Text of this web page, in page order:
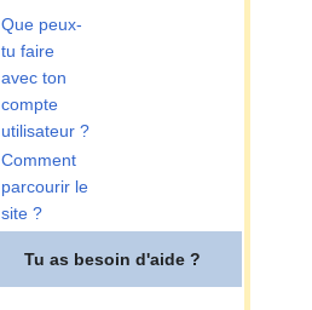
Que peux-
tu faire
avec ton
compte
utilisateur ?
Comment
parcourir le
site ?
Tu as besoin d'aide ?